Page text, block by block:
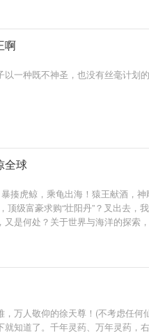
啊
以一种既不神圣，也没有丝毫计
全球
暴揍虎鲸，乘龟出海！猿王献酒
顶级富豪求购“壮阳丹”？叉出去
是何处？关于世界与海洋的探索
，万人敬仰的徐天尊！(不考虑
知道了。千年灵药、万年灵药，